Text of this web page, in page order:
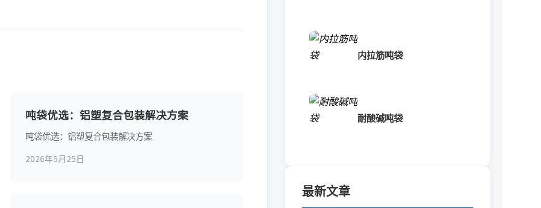
吨袋优选：铝塑复合包装解决方案
吨袋优选：铝塑复合包装解决方案
2026年5月25日
内拉筋吨袋
耐酸碱吨袋
最新文章